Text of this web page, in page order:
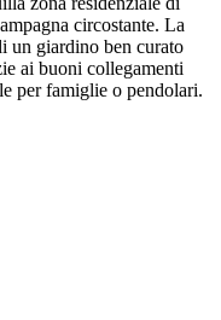
circostante. La
un giardino ben curato
ai buoni collegamenti
per famiglie o pendolari.